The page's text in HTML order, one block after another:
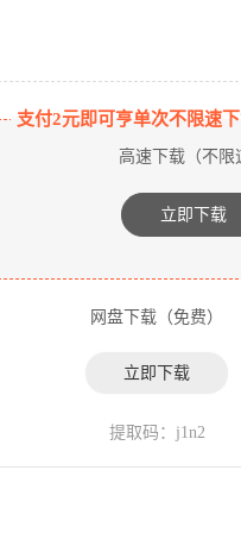
支付2元即可亨单次不限速
高速下载（不限
立即下载
网盘下载（免费）
立即下载
提取码：j1n2